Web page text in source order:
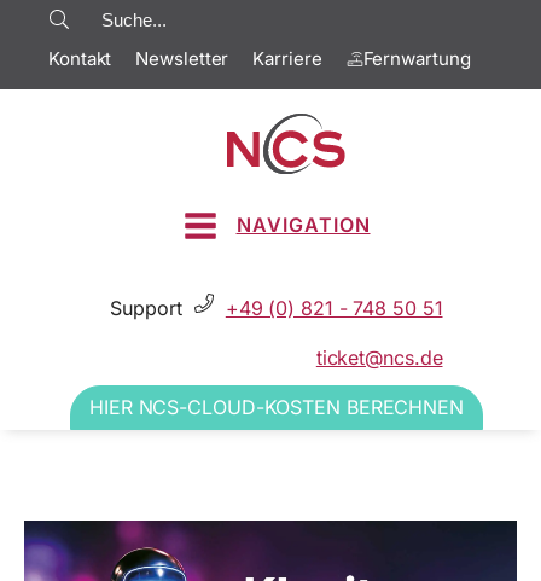
Kontakt Newsletter Karriere Fernwartung
NAVIGATION
Support +49 (0) 821 - 748 50 51
ticket@ncs.de
HIER NCS-CLOUD-KOSTEN BERECHNEN